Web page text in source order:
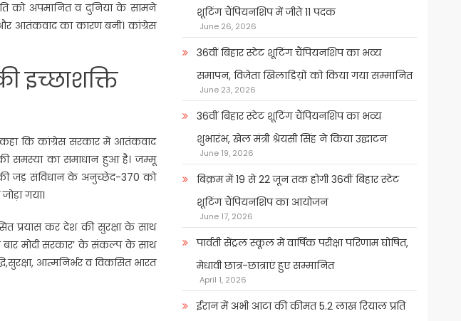
को अपमानित व दुनिया के सामने
आतंकवाद का कारण बनीं। कांग्रेस
इच्छाशक्ति
कहा कि कांग्रेस सरकार में आतंकवाद
समस्या का समाधान हुआ है। जम्मू
जड़ संविधान के अनुच्छेद-370 को
गया।
प्रयास कर देश की सुरक्षा के साथ
बार मोदी सरकार’ के संकल्प के साथ
आत्मनिर्भर व विकसित भारत
शूटिंग चैंपियनशिप में जीते 11 पदक
June 26, 2026
36वीं बिहार स्टेट शूटिंग चैंपियनशिप का भव्य
समापन, विजेता खिलाडिय़ों को किया गया सम्मानित
June 23, 2026
36वीं बिहार स्टेट शूटिंग चैंपियनशिप का भव्य
शुभारंभ, खेल मंत्री श्रेयसी सिंह ने किया उद्घाटन
June 19, 2026
बिक्रम में 19 से 22 जून तक होगी 36वीं बिहार स्टेट
शूटिंग चैंपियनशिप का आयोजन
June 17, 2026
पार्वती सेंट्रल स्कूल में वार्षिक परीक्षा परिणाम घोषित,
मेधावी छात्र-छात्राएं हुए सम्मानित
April 1, 2026
ईरान में अभी आटा की कीमत 5.2 लाख रियाल प्रति